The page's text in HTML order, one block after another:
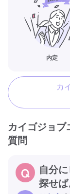
内定
カ
カイゴジョ
質問
自分
探せ